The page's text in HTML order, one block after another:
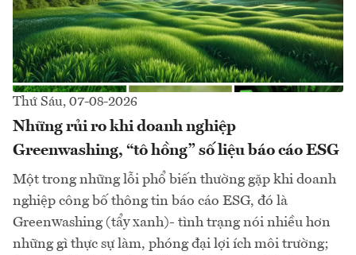
Thứ Sáu, 07-08-2026
Những rủi ro khi doanh nghiệp
Greenwashing, “tô hồng” số liệu báo cáo ESG
Một trong những lỗi phổ biến thường gặp khi doanh
nghiệp công bố thông tin báo cáo ESG, đó là
Greenwashing (tẩy xanh)- tình trạng nói nhiều hơn
những gì thực sự làm, phóng đại lợi ích môi trường;